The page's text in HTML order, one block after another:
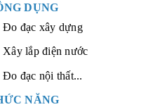
DỤNG
Đo đạc xây dựng
Xây lắp điện nước
Đo đạc nội thất...
NĂNG